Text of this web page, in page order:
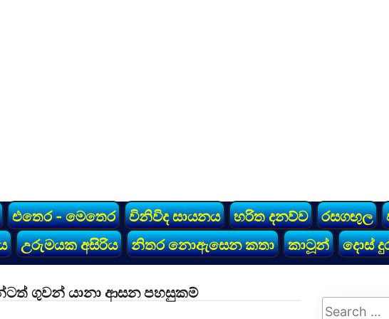
එතෙර - මෙතෙර විනිවිද සායනය හරිත දනව්ව රසගඟුල
උරුමයක අසිරිය නිතර නොඇසෙන කතා කාටූන් දොස්
ගුවන් යානා ආසන පහසුකම්